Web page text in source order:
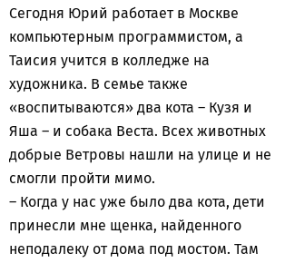
Сегодня Юрий работает в Москве
компьютерным программистом, а
Таисия учится в колледже на
художника. В семье также
«воспитываются» два кота – Кузя и
Яша – и собака Веста. Всех животных
добрые Ветровы нашли на улице и не
смогли пройти мимо.
– Когда у нас уже было два кота, дети
принесли мне щенка, найденного
неподалеку от дома под мостом. Там